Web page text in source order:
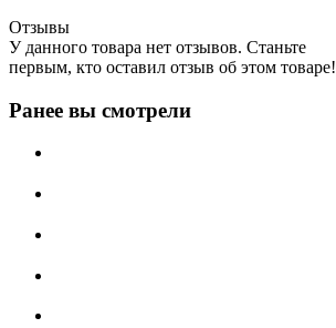
Отзывы
У данного товара нет отзывов. Станьте
первым, кто оставил отзыв об этом товаре!
Ранее вы смотрели